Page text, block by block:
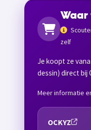
Waar
zelf
Je koopt ze
dessin) direct bij
Meer informatie
OCKYZ